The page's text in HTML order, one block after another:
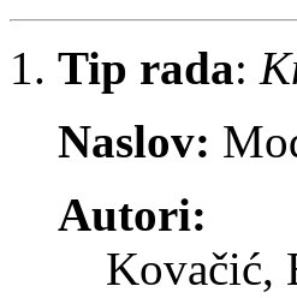
Tip rada:
Naslov:
Autori:
Kovačić,